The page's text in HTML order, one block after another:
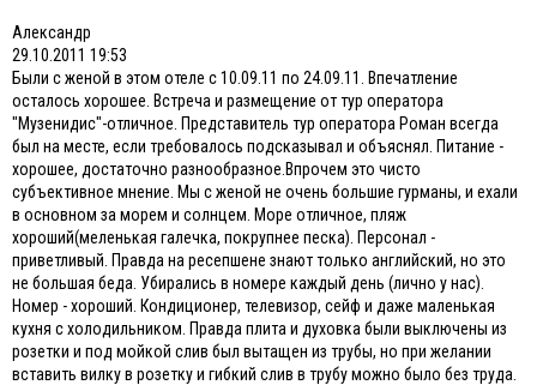
Александр
29.10.2011 19:53
Были с женой в этом отеле с 10.09.11 по 24.09.11. Впечатление
осталось хорошее. Встреча и размещение от тур оператора
"Музенидис"-отличное. Представитель тур оператора Роман всегда
был на месте, если требовалось подсказывал и объяснял. Питание -
хорошее, достаточно разнообразное.Впрочем это чисто
субъективное мнение. Мы с женой не очень большие гурманы, и ехали
в основном за морем и солнцем. Море отличное, пляж
хороший(меленькая галечка, покрупнее песка). Персонал -
приветливый. Правда на ресепшене знают только английский, но это
не большая беда. Убирались в номере каждый день (лично у нас).
Номер - хороший. Кондиционер, телевизор, сейф и даже маленькая
кухня с холодильником. Правда плита и духовка были выключены из
розетки и под мойкой слив был вытащен из трубы, но при желании
вставить вилку в розетку и гибкий слив в трубу можно было без труда.